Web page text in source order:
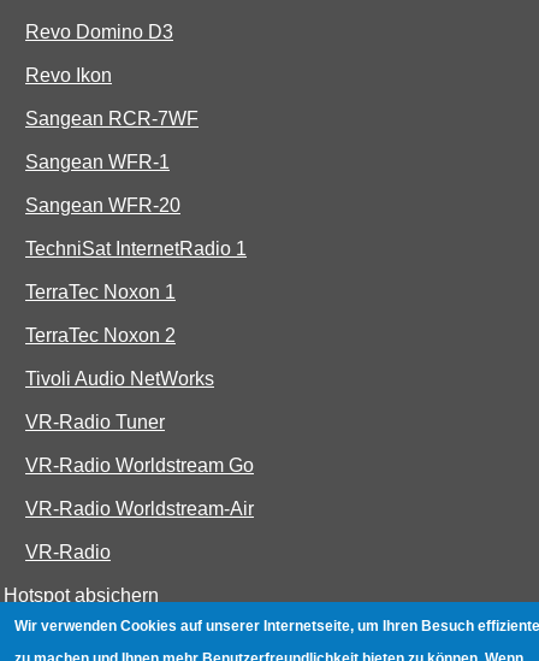
Revo Domino D3
Revo Ikon
Sangean RCR-7WF
Sangean WFR-1
Sangean WFR-20
TechniSat InternetRadio 1
TerraTec Noxon 1
TerraTec Noxon 2
Tivoli Audio NetWorks
VR-Radio Tuner
VR-Radio Worldstream Go
VR-Radio Worldstream-Air
VR-Radio
Hotspot absichern
Wir verwenden Cookies auf unserer Internetseite, um Ihren Besuch